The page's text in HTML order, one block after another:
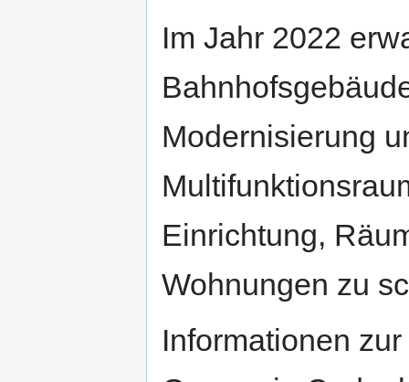
Im Jahr 2022
Modernisierung
Einrichtung,
Wohnungen zu
Informationen